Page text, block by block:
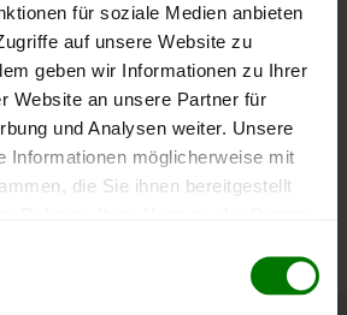
für soziale Medien anbieten
auf unsere Website zu
geben wir Informationen zu Ihrer
Website an unsere Partner für
und Analysen weiter. Unsere
Informationen möglicherweise mit
die Sie ihnen bereitgestellt
Ware Sackware
Januar
Mai
für Holzpellets in Deutschland
auf unsererPelletspreise-Seite